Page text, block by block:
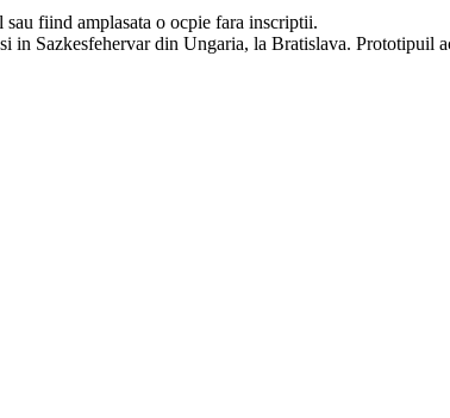
fiind amplasata o ocpie fara inscriptii.
Sazkesfehervar din Ungaria, la Bratislava. Prototipuil